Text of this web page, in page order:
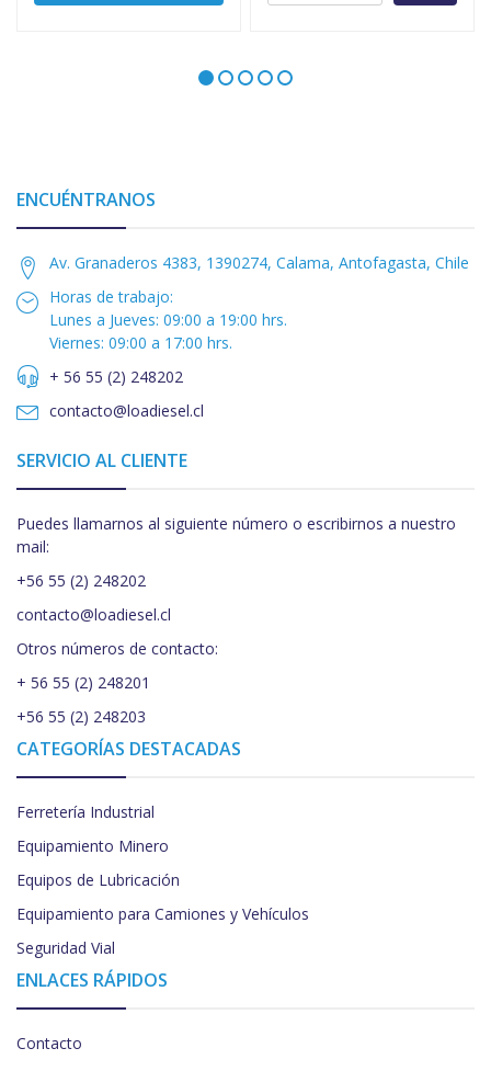
ENCUÉNTRANOS
Av. Granaderos 4383, 1390274, Calama, Antofagasta, Chile
Horas de trabajo:
Lunes a Jueves: 09:00 a 19:00 hrs.
Viernes: 09:00 a 17:00 hrs.
+ 56 55 (2) 248202
contacto@loadiesel.cl
SERVICIO AL CLIENTE
Puedes llamarnos al siguiente número o escribirnos a nuestro
mail:
+56 55 (2) 248202
contacto@loadiesel.cl
Otros números de contacto:
+ 56 55 (2) 248201
+56 55 (2) 248203
CATEGORÍAS DESTACADAS
Ferretería Industrial
Equipamiento Minero
Equipos de Lubricación
Equipamiento para Camiones y Vehículos
Seguridad Vial
ENLACES RÁPIDOS
Contacto